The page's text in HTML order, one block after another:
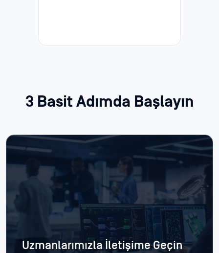
3 Basit Adımda Başlayın
Uzmanlarımızla İletişime Geçin